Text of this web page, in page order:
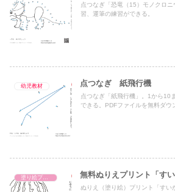
点つなぎ「恐竜（15）モノクロ
習、運筆の練習ができる。
幼児教材 点つなぎ 紙飛行機
点つなぎ「紙飛行機」。1から10
できる。PDFファイルを無料ダウ
塗り絵プリント 無料ぬりえプリント「すい
ぬりえ（塗り絵）プリント「すい